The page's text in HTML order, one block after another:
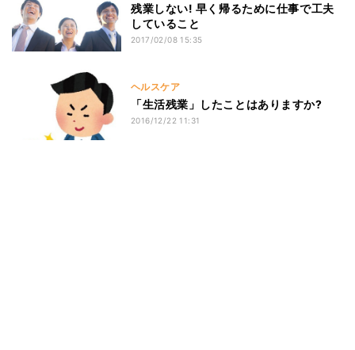
残業しない! 早く帰るために仕事で工夫
していること
2017/02/08 15:35
ヘルスケア
「生活残業」したことはありますか?
2016/12/22 11:31